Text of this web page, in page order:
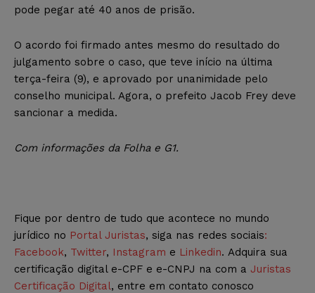
pode pegar até 40 anos de prisão.
O acordo foi firmado antes mesmo do resultado do
julgamento sobre o caso, que teve início na última
terça-feira (9), e aprovado por unanimidade pelo
conselho municipal. Agora, o prefeito Jacob Frey deve
sancionar a medida.
Com informações da Folha e G1.
Fique por dentro de tudo que acontece no mundo
jurídico no Portal Juristas, siga nas redes sociais:
Facebook, Twitter, Instagram e Linkedin. Adquira sua
certificação digital e-CPF e e-CNPJ na com a Juristas
Certificação Digital, entre em contato conosco